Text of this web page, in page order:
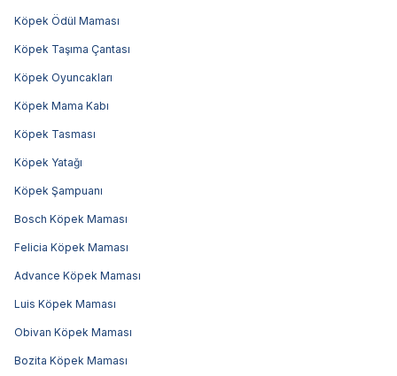
Köpek Ödül Maması
Köpek Taşıma Çantası
Köpek Oyuncakları
Köpek Mama Kabı
Köpek Tasması
Köpek Yatağı
Köpek Şampuanı
Bosch Köpek Maması
Felicia Köpek Maması
Advance Köpek Maması
Luis Köpek Maması
Obivan Köpek Maması
Bozita Köpek Maması